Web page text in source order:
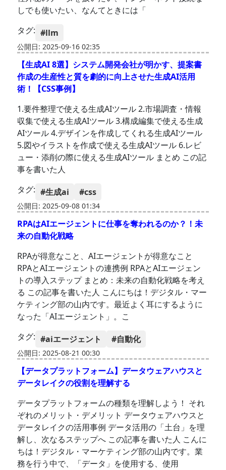
しでも使いたい、なんてときには「
タグ: #llm
公開日: 2025-09-16 02:35
【生成AI 8選】システム開発会社が明かす、提案書
作成の生産性と質を劇的に向上させた生成AI活用
術！【CSS事例】
1.要件整理で使える生成AIツール 2.市場調査・情報
収集で使える生成AIツール 3.構成編集で使える生成
AIツール 4.デザインを作成してくれる生成AIツール
5.図やイラストを作成で使える生成AIツール 6.レビ
ュー・添削の際に使える生成AIツール まとめ この記
事を書いた人
タグ: #生成ai #css
公開日: 2025-09-08 01:34
RPAはAIエージェントに仕事を奪われるのか？！未
来の自動化戦略
RPAが得意なこと、AIエージェントが得意なこと
RPAとAIエージェントの連携例 RPAとAIエージェン
トの導入ステップ まとめ：未来の自動化戦略を考え
る この記事を書いた人 こんにちは！デジタル・マー
ケティング部の山内です。最近よく耳にするように
なった「AIエージェント」。こ
タグ: #aiエージェント #自動化
公開日: 2025-08-21 00:30
【データプラットフォーム】データウェアハウスと
データレイクの役割を理解する
データプラットフォームの種類を理解しよう！ それ
ぞれのメリット・デメリット データウェアハウスと
データレイクの活用事例 データ活用の「土台」を理
解し、次なるステップへ この記事を書いた人 こんに
ちは！デジタル・マーケティング部の山内です。業
務を行う中で、「データ」を使用する、使用